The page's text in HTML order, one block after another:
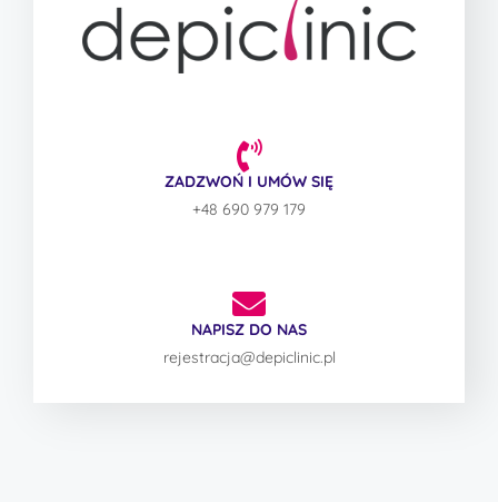
ZADZWOŃ I UMÓW SIĘ
+48 690 979 179
NAPISZ DO NAS
rejestracja@depiclinic.pl